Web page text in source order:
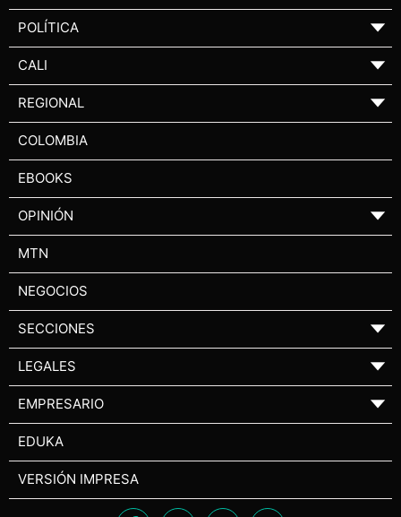
POLÍTICA ▼
CALI ▼
REGIONAL ▼
COLOMBIA
EBOOKS
OPINIÓN ▼
MTN
NEGOCIOS
SECCIONES ▼
LEGALES ▼
EMPRESARIO ▼
EDUKA
VERSIÓN IMPRESA